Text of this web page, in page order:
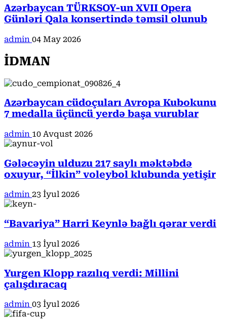
Azərbaycan TÜRKSOY-un XVII Opera
Günləri Qala konsertində təmsil olunub
admin 04 May 2026
İDMAN
Azərbaycan cüdoçuları Avropa Kubokunu
7 medalla üçüncü yerdə başa vurublar
admin 10 Avqust 2026
Gələcəyin ulduzu 217 saylı məktəbdə
oxuyur, “İlkin” voleybol klubunda yetişir
admin 23 İyul 2026
“Bavariya” Harri Keynlə bağlı qərar verdi
admin 13 İyul 2026
Yurgen Klopp razılıq verdi: Millini
çalışdıracaq
admin 03 İyul 2026